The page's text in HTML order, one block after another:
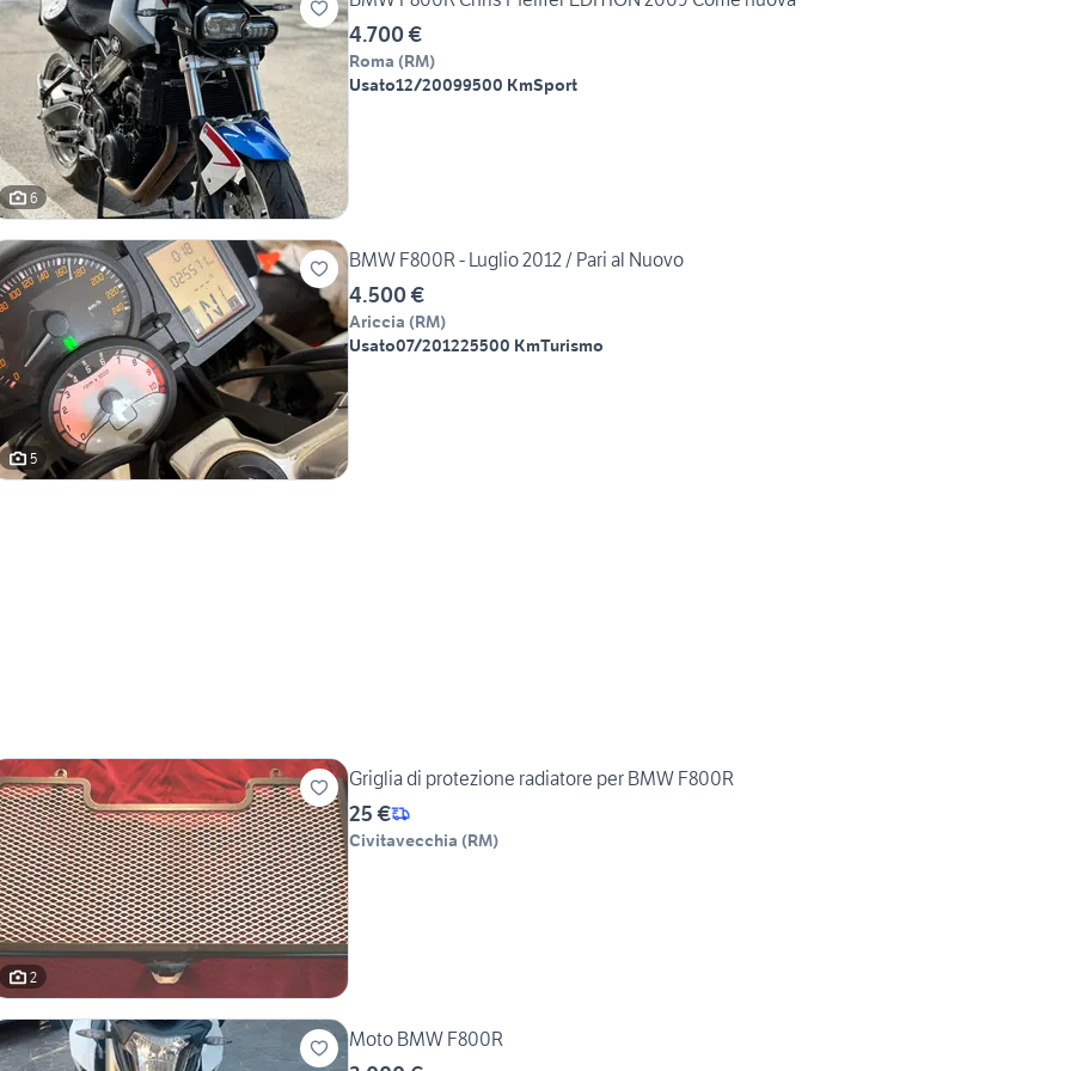
6
4.700 €
Roma (RM)
Usato12/20099500 KmSport
5
BMW F800R - Luglio 2012 / Pari al Nuovo
4.500 €
Ariccia (RM)
Usato07/201225500 KmTurismo
2
Griglia di protezione radiatore per BMW F800R
25 €
Civitavecchia (RM)
Moto BMW F800R